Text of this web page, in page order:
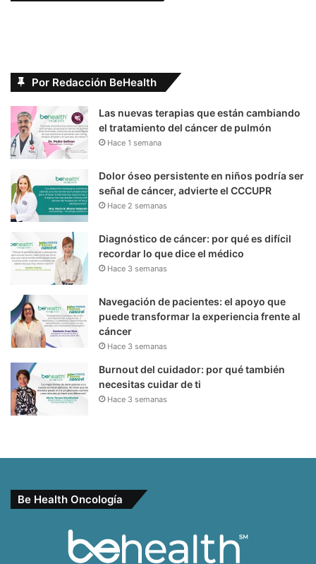
Por Redacción BeHealth
Las nuevas terapias que están cambiando
el tratamiento del cáncer de pulmón
Hace 1 semana
Dolor óseo persistente en niños podría ser
señal de cáncer, advierte el CCCUPR
Hace 2 semanas
Diagnóstico de cáncer: por qué es difícil
recordar lo que dice el médico
Hace 3 semanas
Navegación de pacientes: el apoyo que
puede transformar la experiencia frente al
cáncer
Hace 3 semanas
Burnout del cuidador: por qué también
necesitas cuidar de ti
Hace 3 semanas
Be Health Oncología